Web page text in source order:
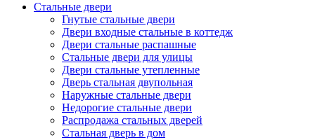
Стальные двери
Гнутые стальные двери
Двери входные стальные в коттедж
Двери стальные распашные
Стальные двери для улицы
Двери стальные утепленные
Дверь стальная двупольная
Наружные стальные двери
Недорогие стальные двери
Распродажа стальных дверей
Стальная дверь в дом